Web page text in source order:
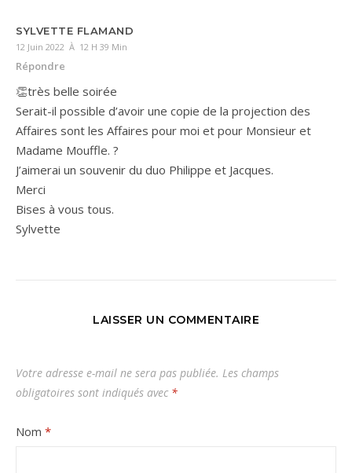
SYLVETTE FLAMAND
12 Juin 2022 À 12 H 39 Min
Répondre
👏très belle soirée
Serait-il possible d’avoir une copie de la projection des
Affaires sont les Affaires pour moi et pour Monsieur et
Madame Mouffle. ?
J’aimerai un souvenir du duo Philippe et Jacques.
Merci
Bises à vous tous.
Sylvette
LAISSER UN COMMENTAIRE
Votre adresse e-mail ne sera pas publiée. Les champs
obligatoires sont indiqués avec *
Nom *